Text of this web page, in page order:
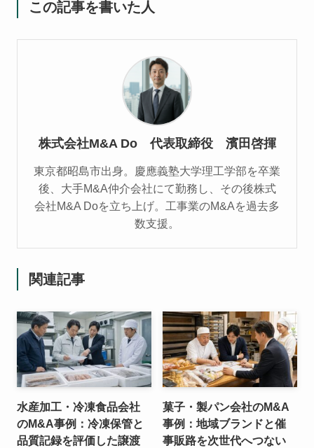
この記事を書いた人
株式会社M&A Do 代表取締役 濱田啓揮
東京都昭島市出身。慶應義塾大学理工学部を卒業
後、大手M&A仲介会社にて勤務し、その後株式
会社M&A Doを立ち上げ。工事業のM&Aを過去多
数支援。
関連記事
水産加工・冷凍食品会社
のM&A事例：冷凍保管と
品質記録を評価した譲渡
菓子・製パン会社のM&A
事例：地域ブランドと催
事販路を次世代へつない